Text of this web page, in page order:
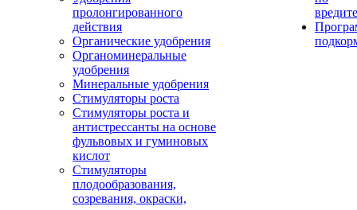
пролонгированного
действия
Органические удобрения
Органоминеральные
удобрения
Минеральные удобрения
Стимуляторы роста
Стимуляторы роста и
антистрессанты на основе
фульвовых и гуминовых
кислот
Стимуляторы
плодообразования,
созревания, окраски,